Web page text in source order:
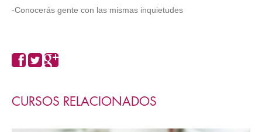
-Conocerás gente con las mismas inquietudes
CURSOS RELACIONADOS